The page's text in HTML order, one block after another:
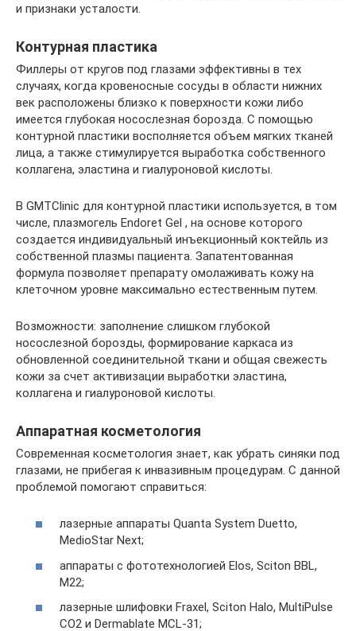
и признаки усталости.
Контурная пластика
Филлеры от кругов под глазами эффективны в тех
случаях, когда кровеносные сосуды в области нижних
век расположены близко к поверхности кожи либо
имеется глубокая носослезная борозда. С помощью
контурной пластики восполняется объем мягких тканей
лица, а также стимулируется выработка собственного
коллагена, эластина и гиалуроновой кислоты.
В GMTClinic для контурной пластики используется, в том
числе, плазмогель Endoret Gel , на основе которого
создается индивидуальный инъекционный коктейль из
собственной плазмы пациента. Запатентованная
формула позволяет препарату омолаживать кожу на
клеточном уровне максимально естественным путем.
Возможности: заполнение слишком глубокой
носослезной борозды, формирование каркаса из
обновленной соединительной ткани и общая свежесть
кожи за счет активизации выработки эластина,
коллагена и гиалуроновой кислоты.
Аппаратная косметология
Современная косметология знает, как убрать синяки под
глазами, не прибегая к инвазивным процедурам. С данной
проблемой помогают справиться:
лазерные аппараты Quanta System Duetto,
MedioStar Next;
аппараты с фототехнологией Elos, Sciton BBL,
M22;
лазерные шлифовки Fraxel, Sciton Halo, MultiPulse
CO2 и Dermablate MCL-31;